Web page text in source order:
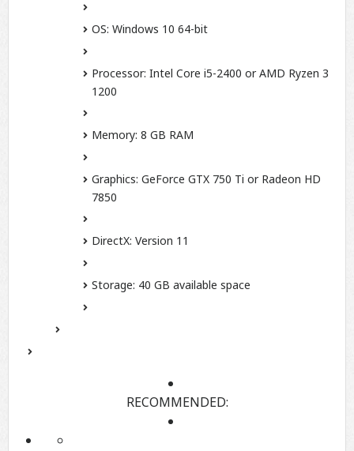
OS: Windows 10 64-bit
Processor: Intel Core i5-2400 or AMD Ryzen 3
1200
Memory: 8 GB RAM
Graphics: GeForce GTX 750 Ti or Radeon HD
7850
DirectX: Version 11
Storage: 40 GB available space
RECOMMENDED: